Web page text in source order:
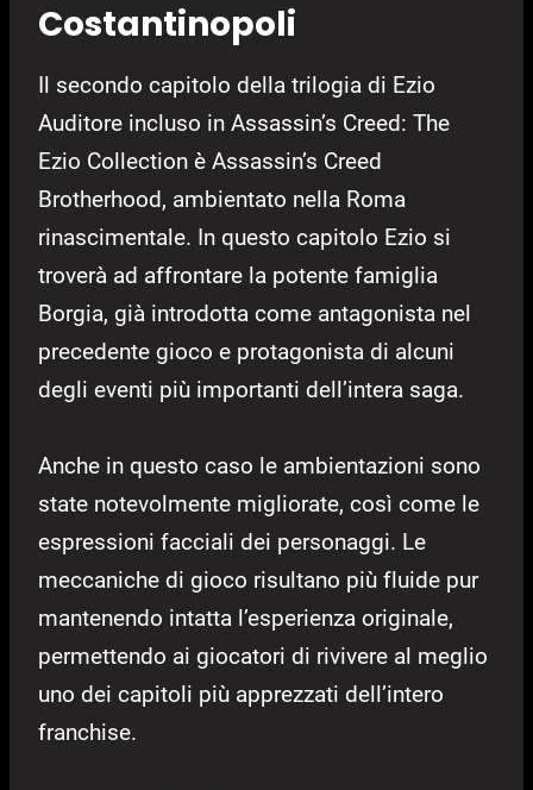
Costantinopoli
Il secondo capitolo della trilogia di Ezio
Auditore incluso in Assassin’s Creed: The
Ezio Collection è Assassin’s Creed
Brotherhood, ambientato nella Roma
rinascimentale. In questo capitolo Ezio si
troverà ad affrontare la potente famiglia
Borgia, già introdotta come antagonista nel
precedente gioco e protagonista di alcuni
degli eventi più importanti dell’intera saga.
Anche in questo caso le ambientazioni sono
state notevolmente migliorate, così come le
espressioni facciali dei personaggi. Le
meccaniche di gioco risultano più fluide pur
mantenendo intatta l’esperienza originale,
permettendo ai giocatori di rivivere al meglio
uno dei capitoli più apprezzati dell’intero
franchise.